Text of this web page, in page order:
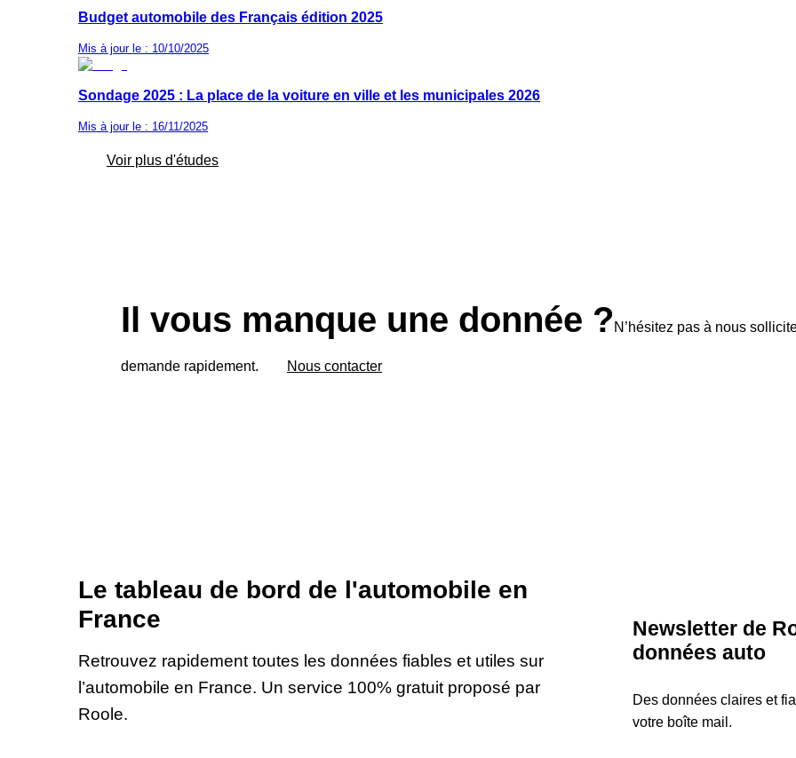
Budget automobile des Français édition 2025
Mis à jour le : 10/10/2025
Sondage 2025 : La place de la voiture en ville et les municipales 2026
Mis à jour le : 16/11/2025
Voir plus d'études
Il vous manque une donnée ? N’hésitez pas à nous
demande rapidement. Nous contacter
Le tableau de bord de l'automobile en
France
Retrouvez rapidement toutes les données fiables et utiles sur
l’automobile en France. Un service 100% gratuit proposé par
Roole.
Newsletter de
données auto
Des données claires et
votre boîte mail.